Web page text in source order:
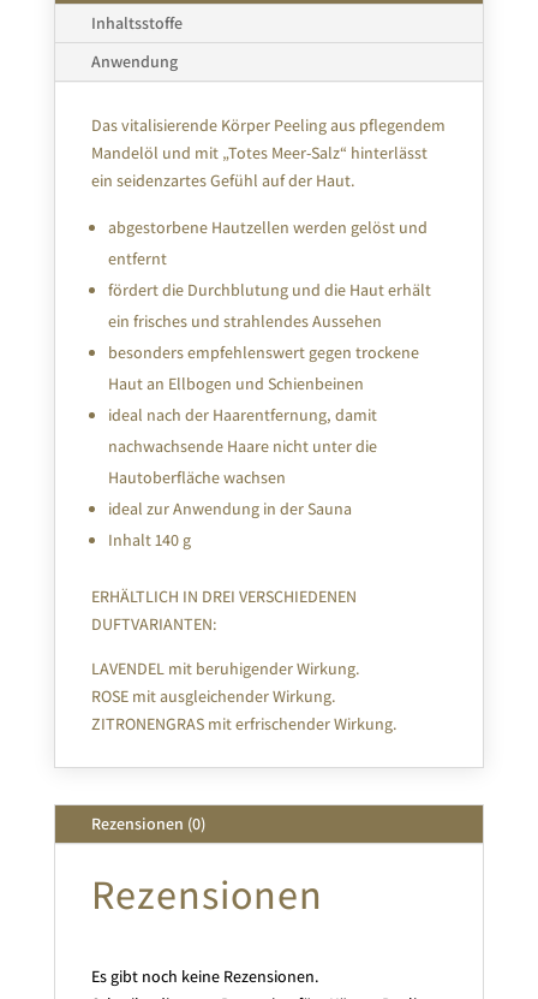
Inhaltsstoffe
Anwendung
Das vitalisierende Körper Peeling aus pflegendem
Mandelöl und mit „Totes Meer-Salz“ hinterlässt
ein seidenzartes Gefühl auf der Haut.
abgestorbene Hautzellen werden gelöst und
entfernt
fördert die Durchblutung und die Haut erhält
ein frisches und strahlendes Aussehen
besonders empfehlenswert gegen trockene
Haut an Ellbogen und Schienbeinen
ideal nach der Haarentfernung, damit
nachwachsende Haare nicht unter die
Hautoberfläche wachsen
ideal zur Anwendung in der Sauna
Inhalt 140 g
ERHÄLTLICH IN DREI VERSCHIEDENEN
DUFTVARIANTEN:
LAVENDEL mit beruhigender Wirkung.
ROSE mit ausgleichender Wirkung.
ZITRONENGRAS mit erfrischender Wirkung.
Rezensionen (0)
Rezensionen
Es gibt noch keine Rezensionen.